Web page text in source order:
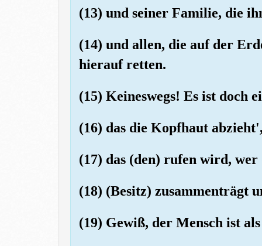
(13) und seiner Familie, die
(14) und allen, die auf der
hierauf retten.
(15) Keineswegs! Es ist doch
(16) das die Kopfhaut
(17) das (den) rufen wird,
(18) (Besitz) zusammenträgt
(19) Gewiß, der Mensch ist